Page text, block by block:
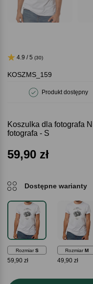
KOSZMS_159
Produkt dostępny
4.9 / 5 (30)
Koszulka dla fotografa
fotografa - S
59,90 zł
Dostępne warianty
Rozmiar S
59,90 zł
Rozmiar M
49,90 zł